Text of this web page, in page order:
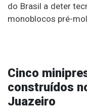
do Brasil a deter
monoblocos pré-
Cinco
construídos
Juazeiro